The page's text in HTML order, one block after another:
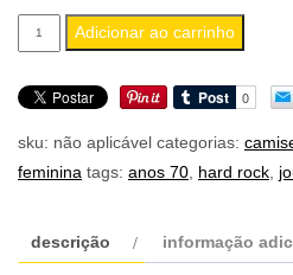
camiseta
feminina
baby
journey
quantidade
Adicionar ao carrinho
sku: não aplicável categorias:
feminina tags: anos 70 hard rock
descrição informação